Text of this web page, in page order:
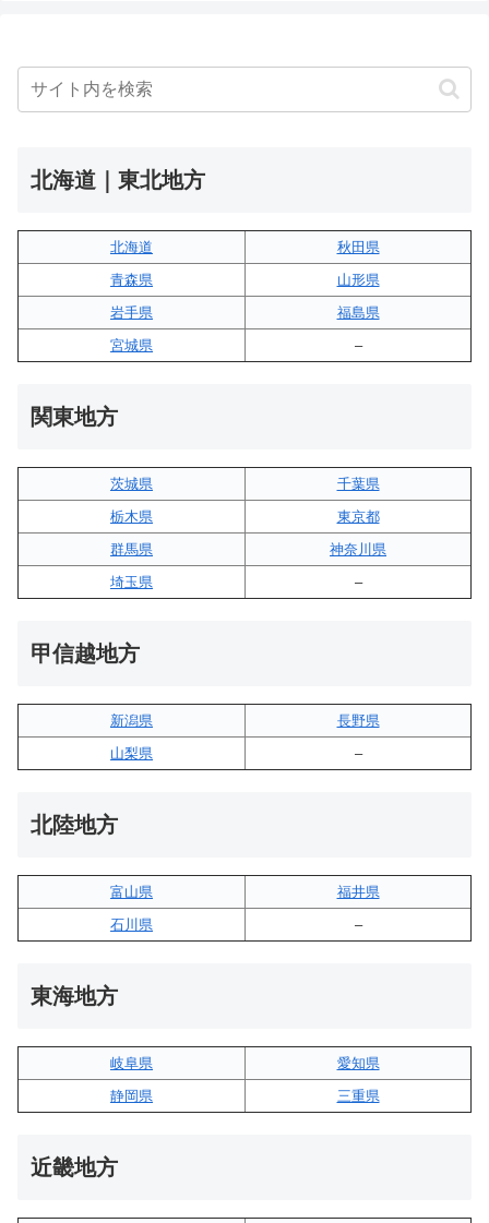
北海道｜東北地方
北海道
秋田県
青森県
山形県
岩手県
福島県
宮城県
–
関東地方
茨城県
千葉県
栃木県
東京都
群馬県
神奈川県
埼玉県
–
甲信越地方
新潟県
長野県
山梨県
–
北陸地方
富山県
福井県
石川県
–
東海地方
岐阜県
愛知県
静岡県
三重県
近畿地方